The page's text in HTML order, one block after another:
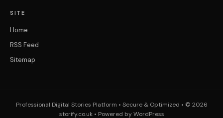
SITE
Home
RSS Feed
Sitemap
Professional Digital Stories Platform • Secure & Optimized • © 2026
storify.co.uk • Powered by WordPress